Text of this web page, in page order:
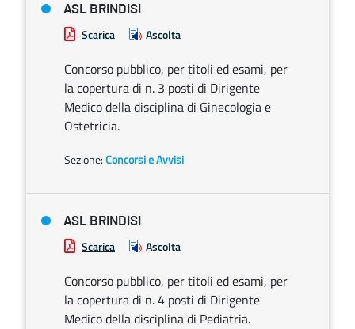
ASL BRINDISI
Scarica Ascolta
Concorso pubblico, per titoli ed esami, per
la copertura di n. 3 posti di Dirigente
Medico della disciplina di Ginecologia e
Ostetricia.
Sezione:Concorsi e Avvisi
ASL BRINDISI
Scarica Ascolta
Concorso pubblico, per titoli ed esami, per
la copertura di n. 4 posti di Dirigente
Medico della disciplina di Pediatria.